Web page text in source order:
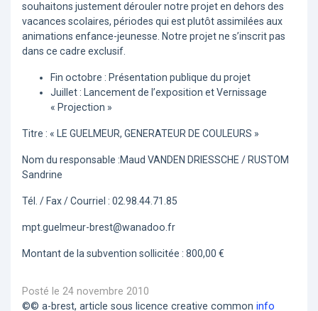
souhaitons justement dérouler notre projet en dehors des
vacances scolaires, périodes qui est plutôt assimilées aux
animations enfance-jeunesse. Notre projet ne s’inscrit pas
dans ce cadre exclusif.
Fin octobre : Présentation publique du projet
Juillet : Lancement de l’exposition et Vernissage
« Projection »
Titre : « LE GUELMEUR, GENERATEUR DE COULEURS »
Nom du responsable :Maud VANDEN DRIESSCHE / RUSTOM
Sandrine
Tél. / Fax / Courriel : 02.98.44.71.85
mpt.guelmeur-brest@wanadoo.fr
Montant de la subvention sollicitée : 800,00 €
Posté le 24 novembre 2010
©© a-brest, article sous licence creative common info